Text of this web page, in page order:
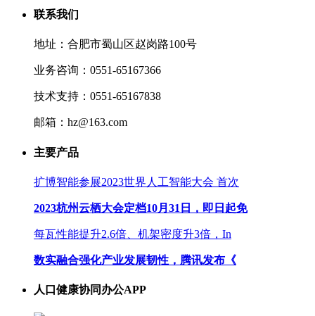
联系我们
地址：合肥市蜀山区赵岗路100号
业务咨询：0551-65167366
技术支持：0551-65167838
邮箱：hz@163.com
主要产品
扩博智能参展2023世界人工智能大会 首次
2023杭州云栖大会定档10月31日，即日起免
每瓦性能提升2.6倍、机架密度升3倍，In
数实融合强化产业发展韧性，腾讯发布《
人口健康协同办公APP